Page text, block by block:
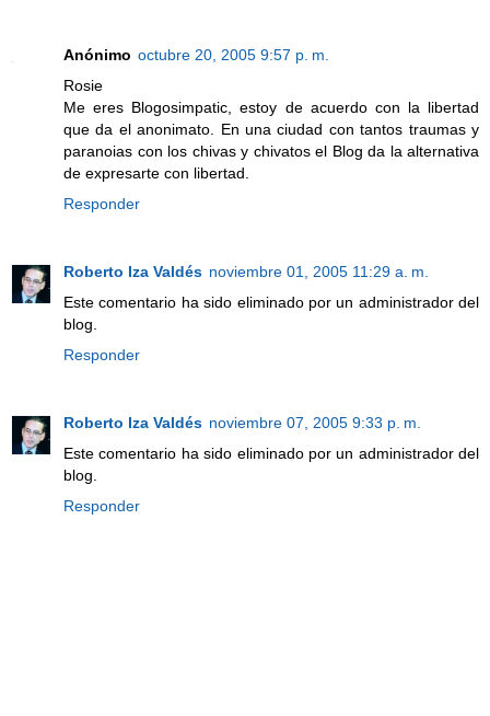
Anónimo octubre 20, 2005 9:57 p. m.
Rosie
Me eres Blogosimpatic, estoy de acuerdo con la libertad
que da el anonimato. En una ciudad con tantos traumas y
paranoias con los chivas y chivatos el Blog da la alternativa
de expresarte con libertad.
Responder
Roberto Iza Valdés noviembre 01, 2005 11:29 a. m.
Este comentario ha sido eliminado por un administrador del
blog.
Responder
Roberto Iza Valdés noviembre 07, 2005 9:33 p. m.
Este comentario ha sido eliminado por un administrador del
blog.
Responder